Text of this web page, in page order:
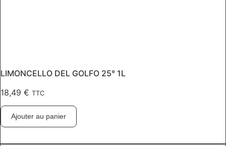
LIMONCELLO DEL GOLFO 25° 1L
18,49 € TTC
Ajouter au panier